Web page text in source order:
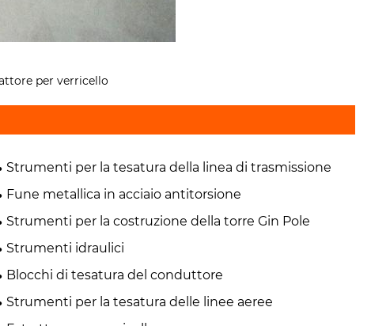
per verricello
Strumenti per la tesatura della linea di trasmissione
Fune metallica in acciaio antitorsione
Strumenti per la costruzione della torre Gin Pole
Strumenti idraulici
Blocchi di tesatura del conduttore
Strumenti per la tesatura delle linee aeree